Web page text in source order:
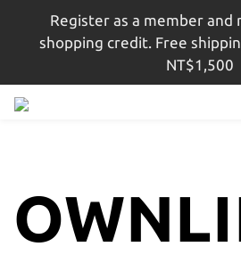
註冊會員即贈$100購物金，結
運
Register as a member and
shopping credit. Free
NT$1,500
註冊會員即贈$100購物金，結帳